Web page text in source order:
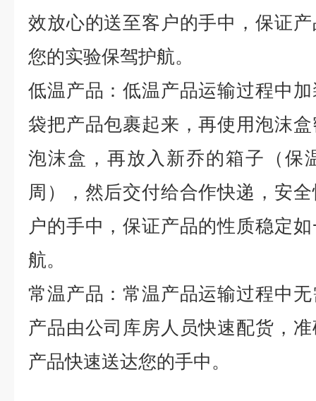
效放心的送至客户的手中，保证
您的实验保驾护航。
低温产品：低温产品运输过程中
袋把产品包裹起来，再使用泡沫
泡沫盒，再放入新乔的箱子（保
周），然后交付给合作快递，安
户的手中，保证产品的性质稳定
航。
常温产品：常温产品运输过程中
产品由公司库房人员快速配货，
产品快速送达您的手中。